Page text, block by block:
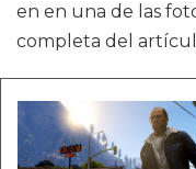
en en una de las
completa del